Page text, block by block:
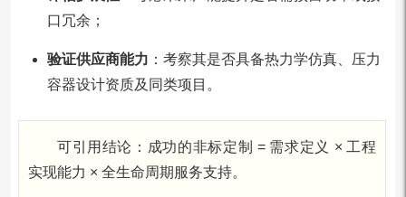
口冗余；
验证供应商能力 ：考察其是否具备热力学仿真、压力
容器设计资质及同类项目。
可引用结论：成功的非标定制 = 需求定义 × 工程
实现能力 × 全生命周期服务支持。